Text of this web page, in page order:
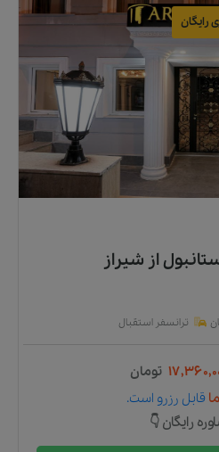
رایگان
از شیراز
ترانسفر استقبال
تومان
قابل رزرو است.
رایگان 👇